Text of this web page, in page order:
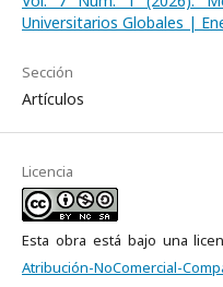
Universitarios Globales |
Sección
Artículos
Licencia
Esta obra está bajo una
Atribución-NoComercial-